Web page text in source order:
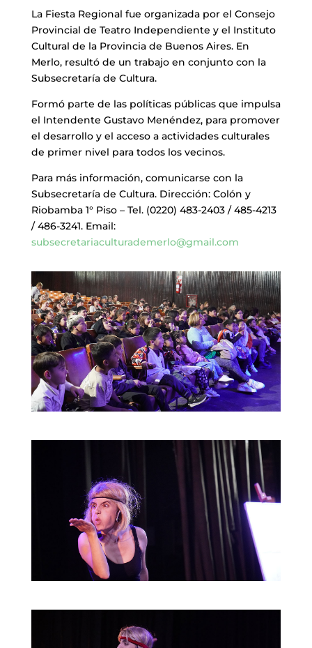
La Fiesta Regional fue organizada por el Consejo
Provincial de Teatro Independiente y el Instituto
Cultural de la Provincia de Buenos Aires. En
Merlo, resultó de un trabajo en conjunto con la
Subsecretaría de Cultura.
Formó parte de las políticas públicas que impulsa
el Intendente Gustavo Menéndez, para promover
el desarrollo y el acceso a actividades culturales
de primer nivel para todos los vecinos.
Para más información, comunicarse con la
Subsecretaría de Cultura. Dirección: Colón y
Riobamba 1° Piso – Tel. (0220) 483-2403 / 485-4213
/ 486-3241. Email:
subsecretariaculturademerlo@gmail.com